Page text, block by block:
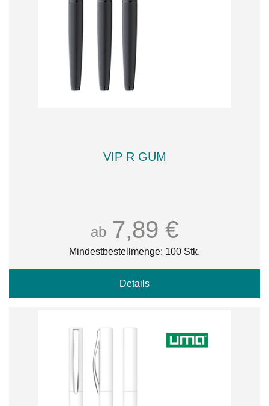
VIP R GUM
ab 7,89 €
Mindestbestellmenge: 100 Stk.
Details